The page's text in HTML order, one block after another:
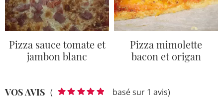
Pizza sauce tomate et
jambon blanc
Pizza mimolette
bacon et origan
VOS AVIS ( basé sur 1 avis)